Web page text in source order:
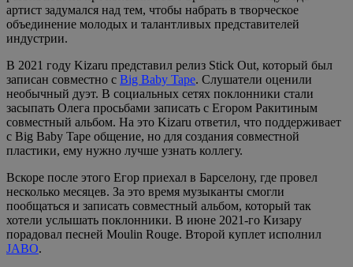
артист задумался над тем, чтобы набрать в творческое
объединение молодых и талантливых представителей
индустрии.
В 2021 году Kizaru представил релиз Stick Out, который был
записан совместно с Big Baby Tape. Слушатели оценили
необычный дуэт. В социальных сетях поклонники стали
засыпать Олега просьбами записать с Егором Ракитиным
совместный альбом. На это Kizaru ответил, что поддерживает
с Big Baby Tape общение, но для создания совместной
пластики, ему нужно лучше узнать коллегу.
Вскоре после этого Егор приехал в Барселону, где провел
несколько месяцев. За это время музыканты смогли
пообщаться и записать совместный альбом, который так
хотели услышать поклонники. В июне 2021-го Кизару
порадовал песней Moulin Rouge. Второй куплет исполнил
JABO.